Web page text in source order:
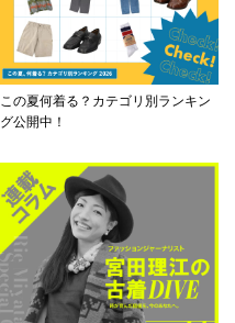
この夏何着る？カテゴリ別ランキン
グ公開中！